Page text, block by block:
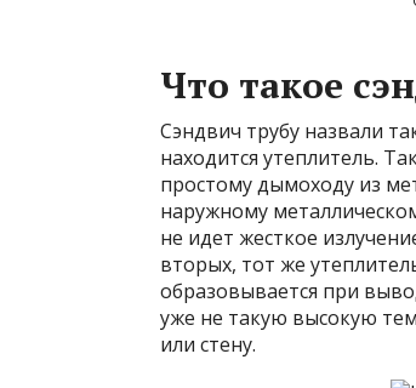
Что такое
Сэндвич трубу назвали
находится утеплитель.
простому дымоходу из
наружному
не идет жесткое
вторых, тот же
образовывается при
уже не такую высокую
или стену.